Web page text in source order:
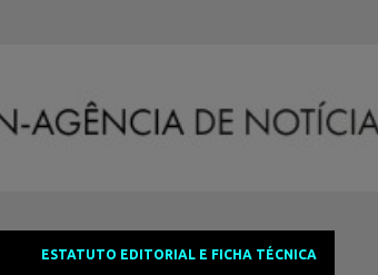
ESTATUTO EDITORIAL E FICHA TÉCNICA